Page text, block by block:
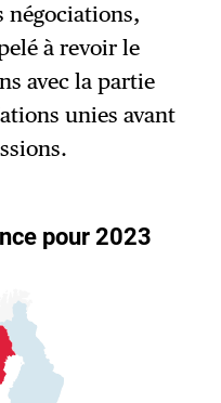
négociations,
à revoir le
avec la partie
unies avant